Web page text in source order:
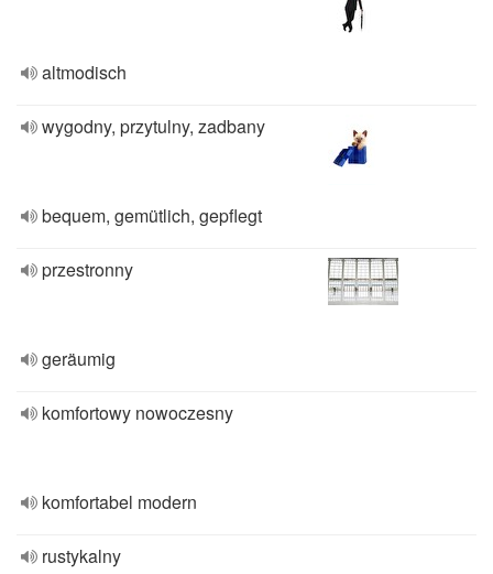
altmodisch
wygodny, przytulny, zadbany
bequem, gemütlich, gepflegt
przestronny
geräumig
komfortowy nowoczesny
komfortabel modern
rustykalny